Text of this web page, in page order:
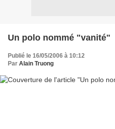
Un polo nommé "vanité"
Publié le 16/05/2006 à 10:12
Par Alain Truong